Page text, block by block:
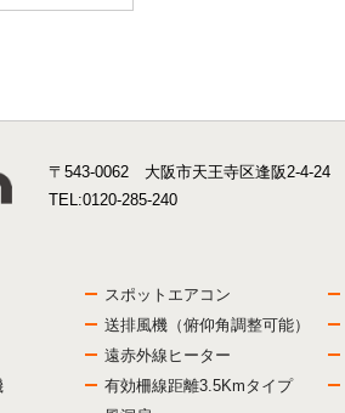
〒543-0062 大阪市天王寺区逢阪2-4-24
TEL:0120-285-240
スポットエアコン
送排風機（俯仰角調整可能）
遠赤外線ヒーター
有効柵線距離3.5Kmタイプ